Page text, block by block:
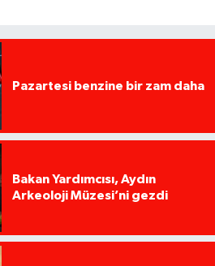
Pazartesi benzine bir zam daha
Bakan Yardımcısı, Aydın
Arkeoloji Müzesi’ni gezdi